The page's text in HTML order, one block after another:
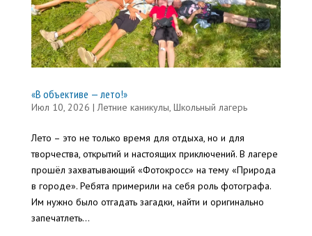
«В объективе — лето!»
Июл 10, 2026 | Летние каникулы Школьный лагерь
Лето – это не только время для отдыха, но и для
творчества, открытий и настоящих приключений. В лагере
прошёл захватывающий «Фотокросс» на тему «Природа
в городе». Ребята примерили на себя роль фотографа.
Им нужно было отгадать загадки, найти и оригинально
запечатлеть...